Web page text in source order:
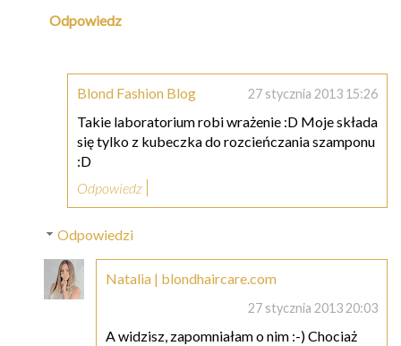
Odpowiedz
Blond Fashion Blog 27 stycznia 2013 15:26
Takie laboratorium robi wrażenie :D Moje składa
się tylko z kubeczka do rozcieńczania szamponu
:D
Odpowiedz
Odpowiedzi
Natalia | blondhaircare.com
27 stycznia 2013 20:03
A widzisz, zapomniałam o nim :-) Chociaż